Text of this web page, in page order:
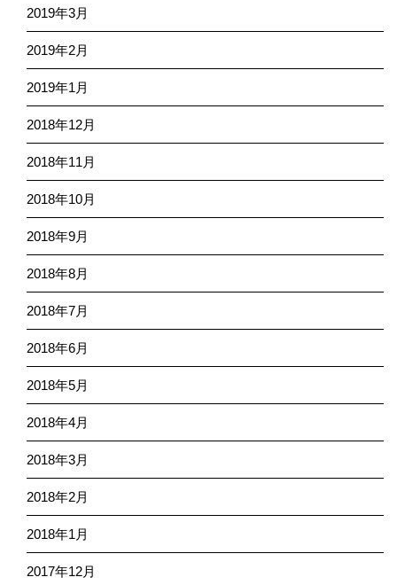
2019年3月
2019年2月
2019年1月
2018年12月
2018年11月
2018年10月
2018年9月
2018年8月
2018年7月
2018年6月
2018年5月
2018年4月
2018年3月
2018年2月
2018年1月
2017年12月